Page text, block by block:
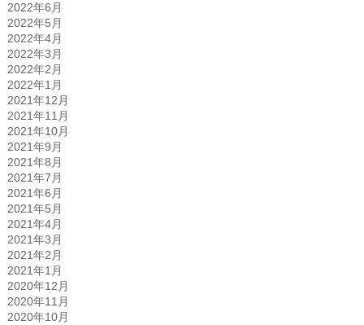
2022年6月
2022年5月
2022年4月
2022年3月
2022年2月
2022年1月
2021年12月
2021年11月
2021年10月
2021年9月
2021年8月
2021年7月
2021年6月
2021年5月
2021年4月
2021年3月
2021年2月
2021年1月
2020年12月
2020年11月
2020年10月